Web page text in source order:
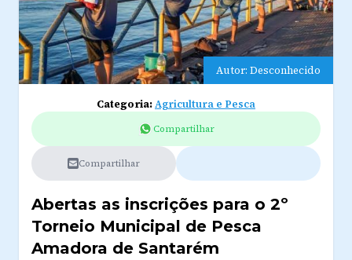
Autor: Desconhecido
Categoria:Agricultura e Pesca
Compartilhar
Compartilhar
Abertas as inscrições para o 2º
Torneio Municipal de Pesca
Amadora de Santarém